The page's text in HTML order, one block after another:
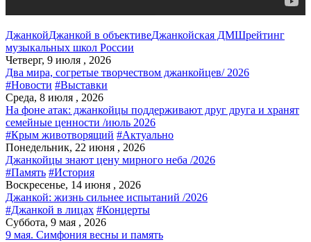
ДжанкойДжанкой в объективеДжанкойская ДМШрейтинг
музыкальных школ России
Четверг, 9 июля , 2026
Два мира, согретые творчеством джанкойцев/ 2026
#Новости #Выставки
Среда, 8 июля , 2026
На фоне атак: джанкойцы поддерживают друг друга и хранят
семейные ценности /июль 2026
#Крым животворящий #Актуально
Понедельник, 22 июня , 2026
Джанкойцы знают цену мирного неба /2026
#Память #История
Воскресенье, 14 июня , 2026
Джанкой: жизнь сильнее испытаний /2026
#Джанкой в лицах #Концерты
Суббота, 9 мая , 2026
9 мая. Симфония весны и память